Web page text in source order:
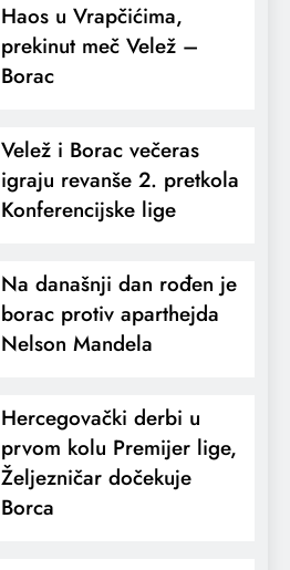
Haos u Vrapčićima,
prekinut meč Velež –
Borac
Velež i Borac večeras
igraju revanše 2. pretkola
Konferencijske lige
Na današnji dan rođen je
borac protiv aparthejda
Nelson Mandela
Hercegovački derbi u
prvom kolu Premijer lige,
Željezničar dočekuje
Borca